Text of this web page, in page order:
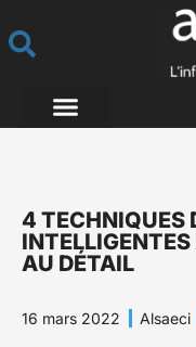
4 TECHNIQUES
INTELLIGENTES
AU DÉTAIL
16 mars 2022 Alsaeci